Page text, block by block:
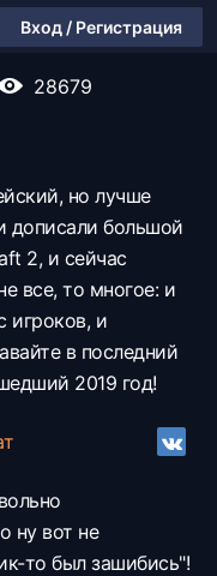
Вход / Регистрация
28679
но лучше
дописали большой
2, и сейчас
все, то многое: и
игроков, и
в последний
2019 год!
ну вот не
то был зашибись"!